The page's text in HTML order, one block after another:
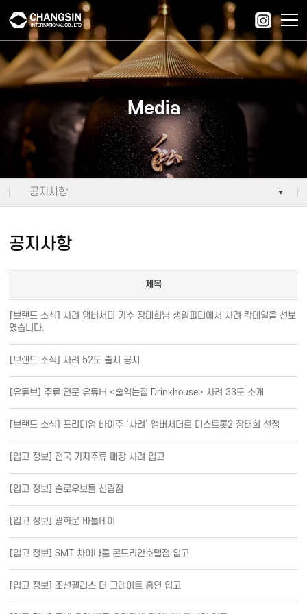
Media
공지사항
공지사항
제목
[브랜드 소식] 사려 앰버서더 가수 장태희님 생일파티에서 사려 칵테일을 선보
였습니다.
[브랜드 소식] 사려 52도 출시 공지
[유튜브] 주류 전문 유튜버 <술익는집 Drinkhouse> 사려 33도 소개
[브랜드 소식] 프리미엄 바이주 ‘사려’ 앰버서더로 미스트롯2 장태희 선정
[입고 정보] 전국 가자주류 매장 사려 입고
[입고 정보] 슬로우보틀 신림점
[입고 정보] 광화문 바틀데이
[입고 정보] SMT 차이나룸 몬드리안호텔점 입고
[입고 정보] 조선팰리스 더 그레이트 홍연 입고